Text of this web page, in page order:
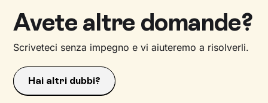
Avete altre domande?
Scriveteci senza impegno e vi aiuteremo a risolverli.
Hai altri dubbi?